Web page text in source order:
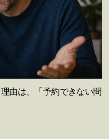
由は、「予約できない問